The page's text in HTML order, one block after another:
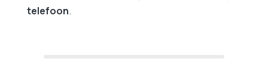
telefoon.